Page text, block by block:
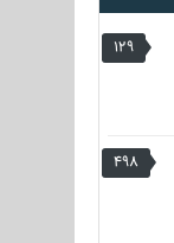
129
498